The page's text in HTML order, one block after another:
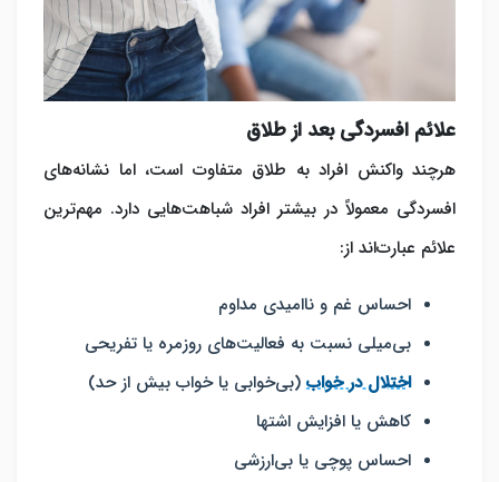
علائم افسردگی بعد از طلاق
هرچند واکنش افراد به طلاق متفاوت است، اما نشانه‌های
افسردگی معمولاً در بیشتر افراد شباهت‌هایی دارد. مهم‌ترین
علائم عبارت‌اند از:
احساس غم و ناامیدی مداوم
بی‌میلی نسبت به فعالیت‌های روزمره یا تفریحی
اختلال در خواب (بی‌خوابی یا خواب بیش از حد)
کاهش یا افزایش اشتها
احساس پوچی یا بی‌ارزشی